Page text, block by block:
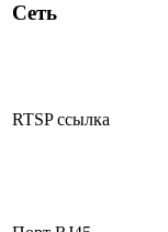
Сеть
RTSP ссылка